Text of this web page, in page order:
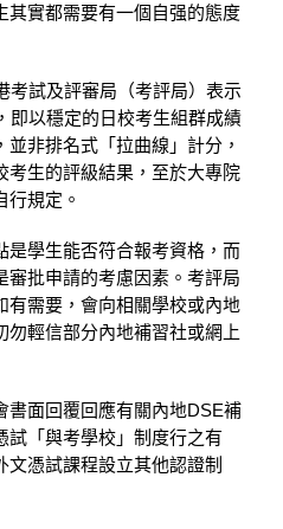
其實都需要有一個自强的態度
考試及評審局（考評局）表示
即以穩定的日校考生組群成績
非排名式「拉曲線」計分，
考生的評級結果，至於大專院
行規定。
是學生能否符合報考資格，而
審批申請的考慮因素。考評局
有需要，會向相關學校或內地
勿輕信部分內地補習社或網上
書面回覆回應有關內地DSE補
試「與考學校」制度行之有
憑試課程設立其他認證制